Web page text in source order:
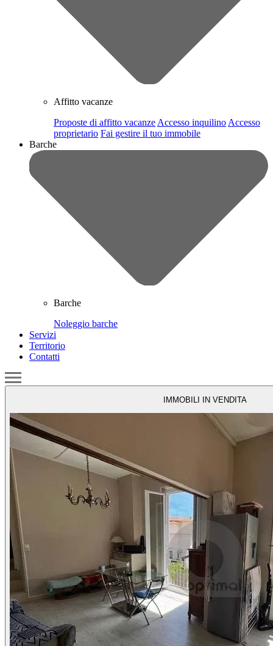
Affitto vacanze
Proposte di affitto vacanzeAccesso inquilinoAccesso
proprietario Fai gestire il tuo immobile
Barche
Barche
Noleggio barche
Servizi
Territorio
Contatti
IMMOBILI IN VENDITA